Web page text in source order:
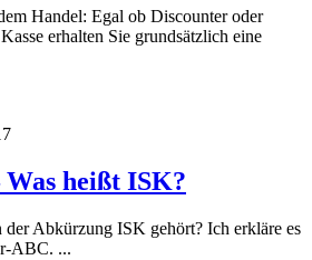
Handel: Egal ob Discounter oder
erhalten Sie grundsätzlich eine
heißt ISK?
der Abkürzung ISK gehört? Ich erkläre es
ABC. ...